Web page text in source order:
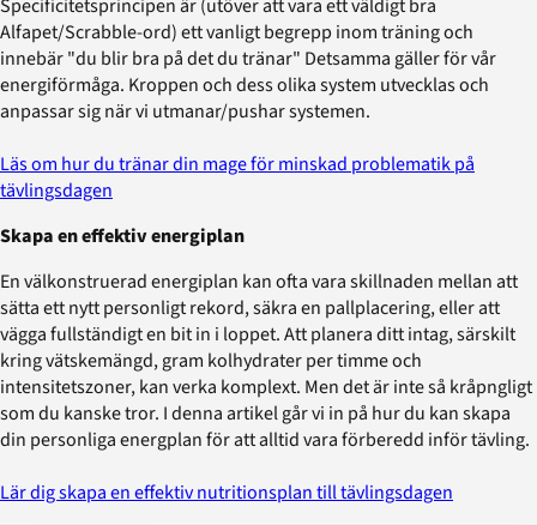
Specificitetsprincipen är (utöver att vara ett väldigt bra
Alfapet/Scrabble-ord) ett vanligt begrepp inom träning och
innebär "du blir bra på det du tränar" Detsamma gäller för vår
energiförmåga. Kroppen och dess olika system utvecklas och
anpassar sig när vi utmanar/pushar systemen.
Läs om hur du tränar din mage för minskad problematik på
tävlingsdagen
Skapa en effektiv energiplan
En välkonstruerad energiplan kan ofta vara skillnaden mellan att
sätta ett nytt personligt rekord, säkra en pallplacering, eller att
vägga fullständigt en bit in i loppet. Att planera ditt intag, särskilt
kring vätskemängd, gram kolhydrater per timme och
intensitetszoner, kan verka komplext. Men det är inte så kråpngligt
som du kanske tror. I denna artikel går vi in på hur du kan skapa
din personliga energplan för att alltid vara förberedd inför tävling.
Lär dig skapa en effektiv nutritionsplan till tävlingsdagen